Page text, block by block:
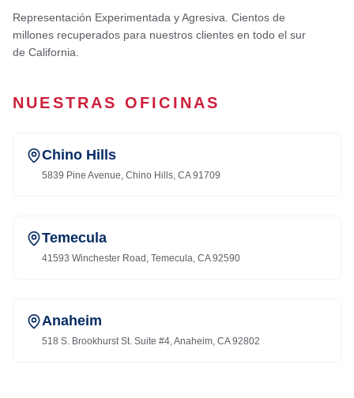
Representación Experimentada y Agresiva. Cientos de
millones recuperados para nuestros clientes en todo el sur
de California.
NUESTRAS OFICINAS
Chino Hills
5839 Pine Avenue, Chino Hills, CA 91709
Temecula
41593 Winchester Road, Temecula, CA 92590
Anaheim
518 S. Brookhurst St. Suite #4, Anaheim, CA 92802